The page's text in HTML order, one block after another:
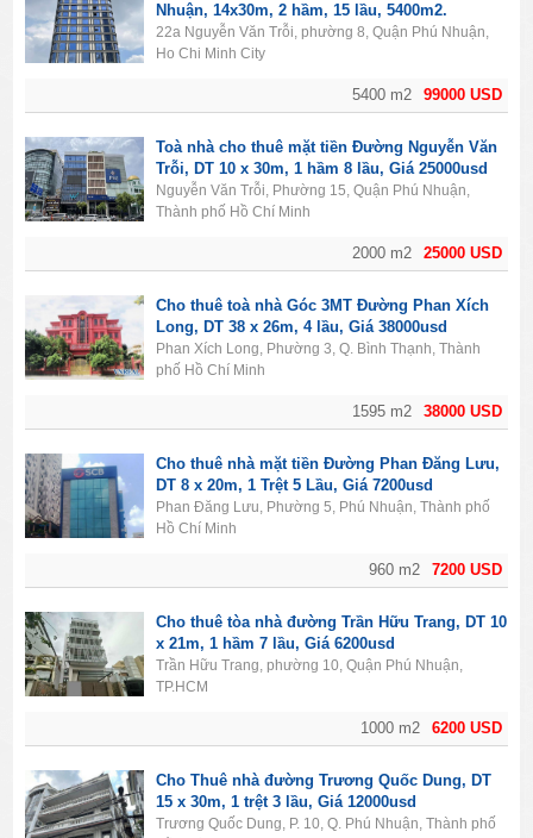
99000 USD
5400 m2
Nhuận, 14x30m, 2 hầm, 15 lầu, 5400m2.
22a Nguyễn Văn Trỗi, phường 8, Quận Phú Nhuận,
Ho Chi Minh City
25000 USD
2000 m2
Toà nhà cho thuê mặt tiền Đường Nguyễn Văn
Trỗi, DT 10 x 30m, 1 hầm 8 lầu, Giá 25000usd
Nguyễn Văn Trỗi, Phường 15, Quận Phú Nhuận,
Thành phố Hồ Chí Minh
38000 USD
1595 m2
Cho thuê toà nhà Góc 3MT Đường Phan Xích
Long, DT 38 x 26m, 4 lầu, Giá 38000usd
Phan Xích Long, Phường 3, Q. Bình Thạnh, Thành
phố Hồ Chí Minh
7200 USD
960 m2
Cho thuê nhà mặt tiền Đường Phan Đăng Lưu,
DT 8 x 20m, 1 Trệt 5 Lầu, Giá 7200usd
Phan Đăng Lưu, Phường 5, Phú Nhuận, Thành phố
Hồ Chí Minh
6200 USD
1000 m2
Cho thuê tòa nhà đường Trần Hữu Trang, DT 10
x 21m, 1 hầm 7 lầu, Giá 6200usd
Trần Hữu Trang, phường 10, Quận Phú Nhuận,
TP.HCM
Cho Thuê nhà đường Trương Quốc Dung, DT
15 x 30m, 1 trệt 3 lầu, Giá 12000usd
Trương Quốc Dung, P. 10, Q. Phú Nhuận, Thành phố